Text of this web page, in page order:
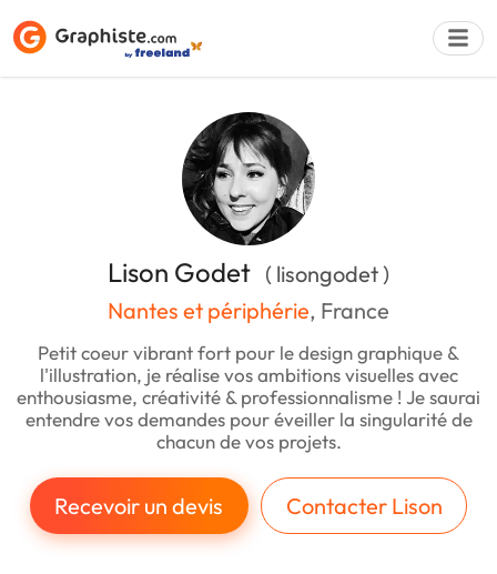
Lison Godet ( lisongodet )
Nantes et périphérie, France
Petit coeur vibrant fort pour le design graphique &
l'illustration, je réalise vos ambitions visuelles avec
enthousiasme, créativité & professionnalisme ! Je saurai
entendre vos demandes pour éveiller la singularité de
chacun de vos projets.
Recevoir un devis Contacter Lison